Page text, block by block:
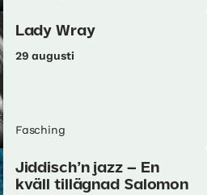
Lady Wray
29 augusti
Fasching
Jiddisch’n jazz – En
kväll tillägnad Salomon